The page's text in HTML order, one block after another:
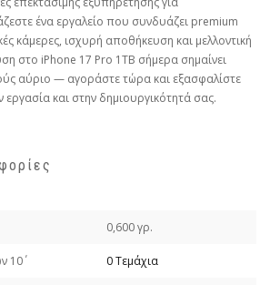
ένα εργαλείο που συνδυάζει premium
κάμερες, ισχυρή αποθήκευση και μελλοντική
στο iPhone 17 Pro 1TB σήμερα σημαίνει
αύριο — αγοράστε τώρα και εξασφαλίστε
και στην δημιουργικότητά σας.
0,600 γρ.
10΄ 0 Τεμάχια